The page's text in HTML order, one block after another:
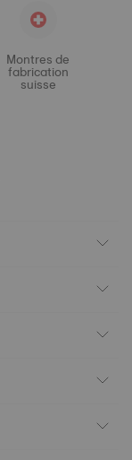
Montres de
fabrication
suisse